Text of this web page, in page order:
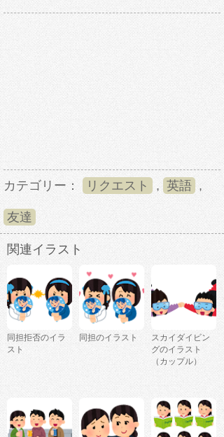
カテゴリー： リクエスト , 英語 ,
友達
関連イラスト
同担拒否のイラ
スト
同担のイラスト
スカイダイビン
グのイラスト
（カップル）